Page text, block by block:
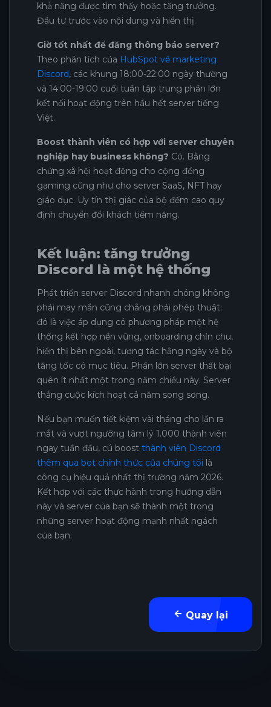
khả năng được tìm thấy hoặc tăng trưởng.
Đầu tư trước vào nội dung và hiển thị.
Giờ tốt nhất để đăng thông báo server?
Theo phân tích của HubSpot về marketing
Discord, các khung 18:00-22:00 ngày thường
và 14:00-19:00 cuối tuần tập trung phần lớn
kết nối hoạt động trên hầu hết server tiếng
Việt.
Boost thành viên có hợp với server chuyên
nghiệp hay business không? Có. Bằng
chứng xã hội hoạt động cho cộng đồng
gaming cũng như cho server SaaS, NFT hay
giáo dục. Uy tín thị giác của bộ đếm cao quy
định chuyển đổi khách tiềm năng.
Kết luận: tăng trưởng
Discord là một hệ thống
Phát triển server Discord nhanh chóng không
phải may mắn cũng chẳng phải phép thuật:
đó là việc áp dụng có phương pháp một hệ
thống kết hợp nền vững, onboarding chỉn chu,
hiển thị bên ngoài, tương tác hằng ngày và bộ
tăng tốc có mục tiêu. Phần lớn server thất bại
quên ít nhất một trong năm chiều này. Server
thắng cuộc kích hoạt cả năm song song.
Nếu bạn muốn tiết kiệm vài tháng cho lần ra
mắt và vượt ngưỡng tâm lý 1.000 thành viên
ngay tuần đầu, cú boost thành viên Discord
thêm qua bot chính thức của chúng tôi là
công cụ hiệu quả nhất thị trường năm 2026.
Kết hợp với các thực hành trong hướng dẫn
này và server của bạn sẽ thành một trong
những server hoạt động mạnh nhất ngách
của bạn.
Quay lại